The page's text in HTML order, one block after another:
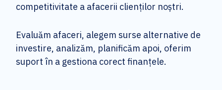
competitivitate a afacerii clienților noștri.
Evaluăm afaceri, alegem surse alternative de
investire, analizăm, planificăm apoi, oferim
suport în a gestiona corect finanțele.